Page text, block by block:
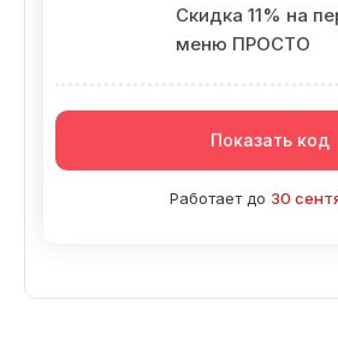
Скидка 11% на
меню ПРОСТО
Показать код
Работает до 30